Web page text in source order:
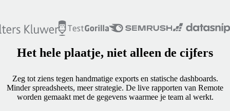
Het hele plaatje, niet alleen de cijfers
Zeg tot ziens tegen handmatige exports en statische dashboards.
Minder spreadsheets, meer strategie. De live rapporten van Remote
worden gemaakt met de gegevens waarmee je team al werkt.